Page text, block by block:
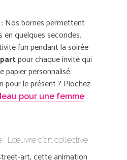
Nos bornes permettent
en quelques secondes.
fun pendant la soirée
pour chaque invité qui
papier personnalisé.
pour le présent ? Piochez
pour une femme
: L’œuvre d’art collective